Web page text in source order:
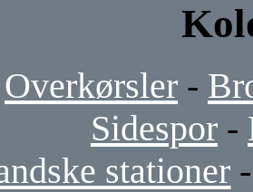
Overkørsler -
Sidespor -
stationer